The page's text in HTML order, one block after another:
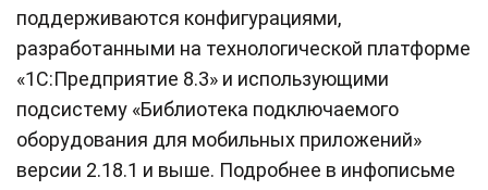
поддерживаются конфигурациями,
разработанными на технологической платформе
«1С:Предприятие 8.3» и использующими
подсистему «Библиотека подключаемого
оборудования для мобильных приложений»
версии 2.18.1 и выше. Подробнее в инфописьме